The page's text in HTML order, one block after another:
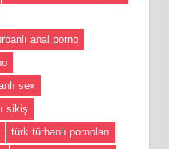
anal porno
sex
sikiş
türk türbanlı pornoları